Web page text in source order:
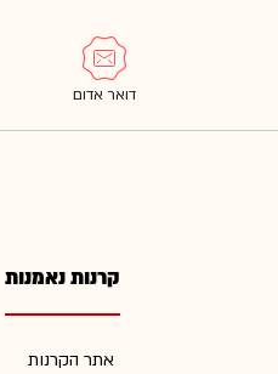
קרנות נאמנות
אתר הקרנות